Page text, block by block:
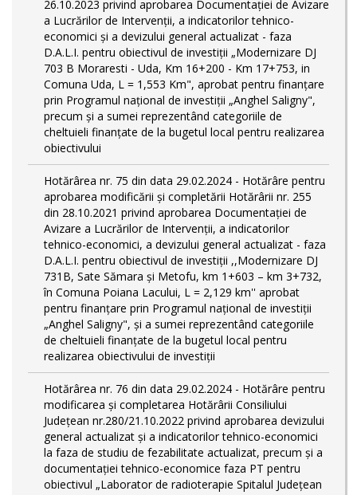
26.10.2023 privind aprobarea Documentației de Avizare
a Lucrărilor de Intervenții, a indicatorilor tehnico-
economici și a devizului general actualizat - faza
D.A.L.I. pentru obiectivul de investiţii „Modernizare DJ
703 B Moraresti - Uda, Km 16+200 - Km 17+753, in
Comuna Uda, L = 1,553 Km", aprobat pentru finanțare
prin Programul național de investiții „Anghel Saligny",
precum și a sumei reprezentând categoriile de
cheltuieli finanțate de la bugetul local pentru realizarea
obiectivului
Hotărârea nr. 75 din data 29.02.2024 - Hotărâre pentru
aprobarea modificării şi completării Hotărârii nr. 255
din 28.10.2021 privind aprobarea Documentației de
Avizare a Lucrărilor de Intervenții, a indicatorilor
tehnico-economici, a devizului general actualizat - faza
D.A.L.I. pentru obiectivul de investiţii ,,Modernizare DJ
731B, Sate Sămara și Metofu, km 1+603 – km 3+732,
în Comuna Poiana Lacului, L = 2,129 km'' aprobat
pentru finanțare prin Programul național de investiții
„Anghel Saligny", și a sumei reprezentând categoriile
de cheltuieli finanțate de la bugetul local pentru
realizarea obiectivului de investiții
Hotărârea nr. 76 din data 29.02.2024 - Hotărâre pentru
modificarea și completarea Hotărârii Consiliului
Județean nr.280/21.10.2022 privind aprobarea devizului
general actualizat și a indicatorilor tehnico-economici
la faza de studiu de fezabilitate actualizat, precum și a
documentației tehnico-economice faza PT pentru
obiectivul „Laborator de radioterapie Spitalul Județean